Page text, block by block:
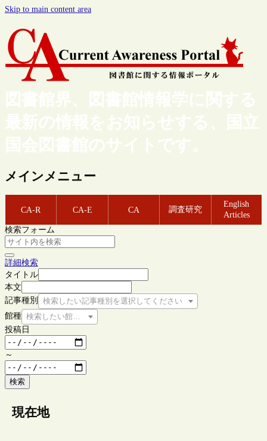
Skip to main content area
図書館界、図書館情報学に関する
最新の情報をお知らせする、国立
国会図書館のサイトです。
メインメニュー
CA-R CA-E CA 調査研究
English
Articles
検索フォーム
詳細検索
タイトル
本文
記事種別
検索したい記事種別を選択してください
館種 検索したい館種を選択してください
投稿日
～
検索
現在地